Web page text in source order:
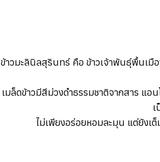
ข้าวมะลินิลสุรินทร์ คือ ข้าวเจ้าพันธุ์พื้นเ
เมล็ดข้าวมีสีม่วงดำธรรมชาติจากสาร แ
ไม่เพียงอร่อยหอมละมุน แต่ยังเ